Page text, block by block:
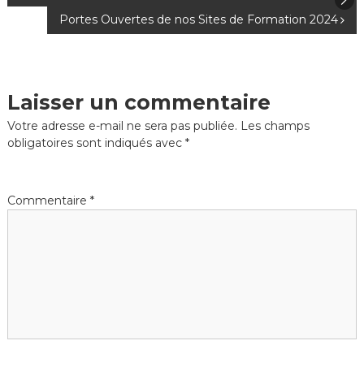
i
g
t
Portes Ouvertes de nos Sites de Formation 2024
Laisser un commentaire
Votre adresse e-mail ne sera pas publiée. Les champs
obligatoires sont indiqués avec *
Commentaire *